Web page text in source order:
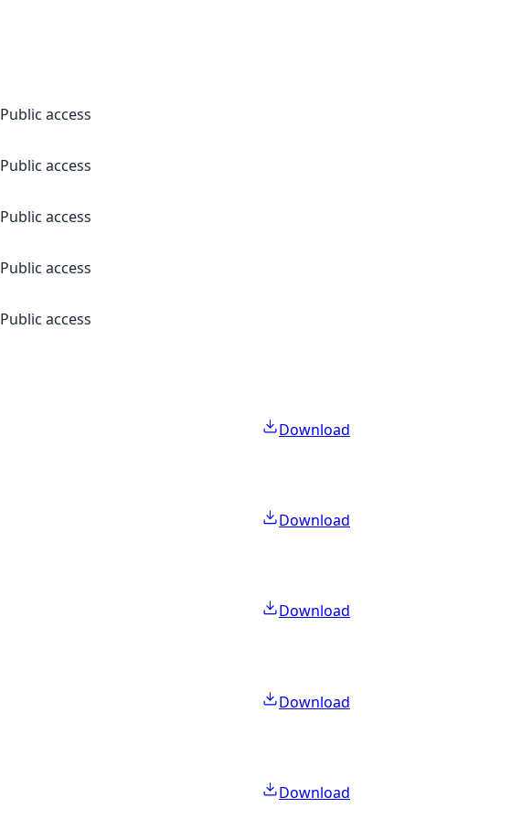
Public access
Public access
Public access
Public access
Public access
Download
Download
Download
Download
Download